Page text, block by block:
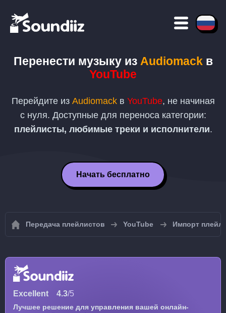
Перенести музыку из Audiomackв
YouTube
Перейдите из Audiomackв YouTube, не начиная
с нуля. Доступные для переноса категории:
плейлисты, любимые треки и исполнители.
Начать бесплатно
Передача плейлистов YouTube Импорт
Excellent 4.3/5
Лучшее решение для управления вашей онлайн-